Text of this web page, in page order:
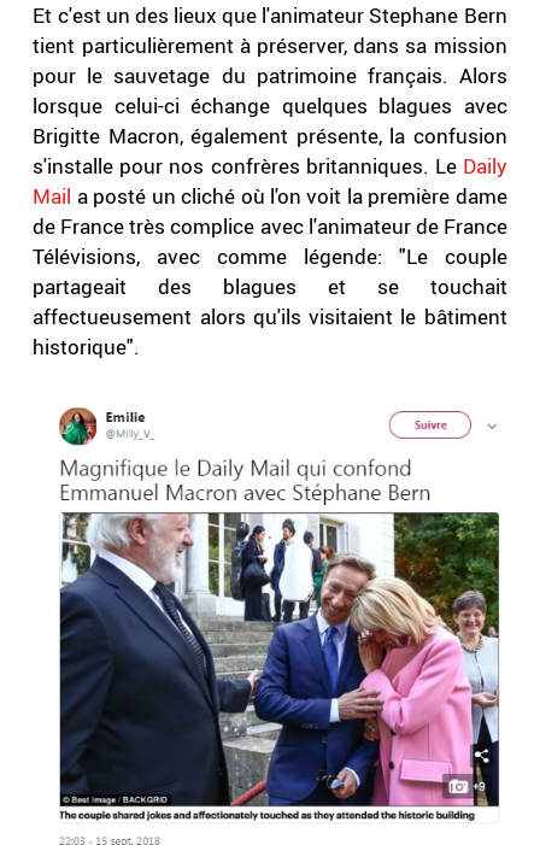
Et c'est un des lieux que l'animateur Stephane Bern
tient particulièrement à préserver, dans sa mission
pour le sauvetage du patrimoine français. Alors
lorsque celui-ci échange quelques blagues avec
Brigitte Macron, également présente, la confusion
s'installe pour nos confrères britanniques. Le Daily
Mail a posté un cliché où l'on voit la première dame
de France très complice avec l'animateur de France
Télévisions, avec comme légende: "Le couple
partageait des blagues et se touchait
affectueusement alors qu'ils visitaient le bâtiment
historique".